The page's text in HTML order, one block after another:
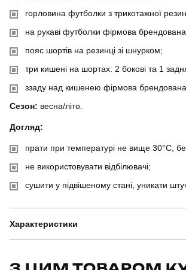
горловина футболки з трикотажної
на рукаві футболки фірмова
пояс шортів на резинці зі шнурком;
три кишені на шортах: 2 бокові та 1
ззаду над кишенею фірмова брендована
Сезон: весна/літо.
Догляд:
прати при температурі не вище 30°C,
не використовувати відбілювачі;
сушити у підвішеному стані, уникати
Характеристики